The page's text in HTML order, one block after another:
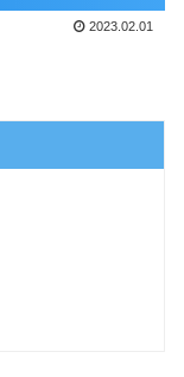
2023.02.01